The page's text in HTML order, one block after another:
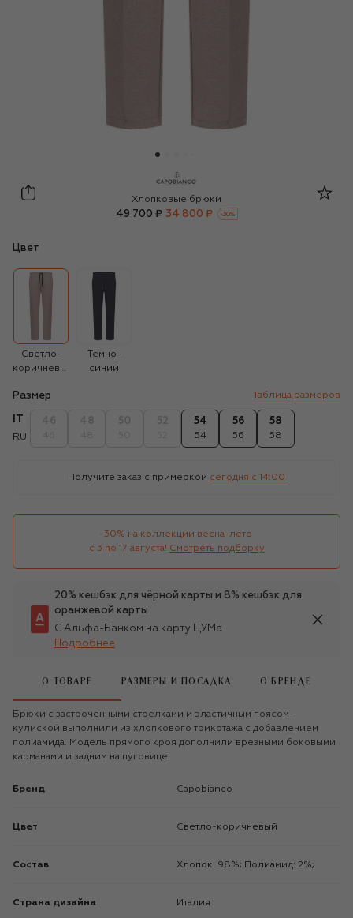
Capobianco
Хлопковые брюки
49 700 ₽ 34 800 ₽ -30%
Цвет
Светло-
коричневый
Темно-
синий
Размер Таблица размеров
RU
54
54
56
56
58
58
Получите заказ с примеркой сегодня c 14:00
-30% на коллекции весна-лето
с 3 по 17 августа! Смотреть подборку
20% кешбэк для чёрной карты и 8% кешбэк для
оранжевой карты
С Альфа-Банком на карту ЦУМа
Подробнее
О ТОВАРЕ РАЗМЕРЫ И ПОСАДКА О БРЕНДЕ
Брюки с застроченными стрелками и эластичным поясом-
кулиской выполнили из хлопкового трикотажа с добавлением
полиамида. Модель прямого кроя дополнили врезными боковыми
карманами и задним на пуговице.
Бренд Capobianco
Цвет Светло-коричневый
Состав Хлопок: 98%; Полиамид: 2%;
Страна дизайна Италия